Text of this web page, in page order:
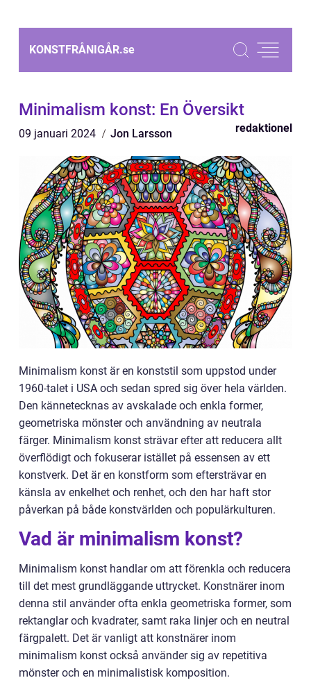
KONSTFRÅNIGÅR.se
Minimalism konst: En Översikt
09 januari 2024 Jon Larsson redaktionel
Minimalism konst är en konststil som uppstod under
1960-talet i USA och sedan spred sig över hela världen.
Den kännetecknas av avskalade och enkla former,
geometriska mönster och användning av neutrala
färger. Minimalism konst strävar efter att reducera allt
överflödigt och fokuserar istället på essensen av ett
konstverk. Det är en konstform som eftersträvar en
känsla av enkelhet och renhet, och den har haft stor
påverkan på både konstvärlden och populärkulturen.
Vad är minimalism konst?
Minimalism konst handlar om att förenkla och reducera
till det mest grundläggande uttrycket. Konstnärer inom
denna stil använder ofta enkla geometriska former, som
rektanglar och kvadrater, samt raka linjer och en neutral
färgpalett. Det är vanligt att konstnärer inom
minimalism konst också använder sig av repetitiva
mönster och en minimalistisk komposition.